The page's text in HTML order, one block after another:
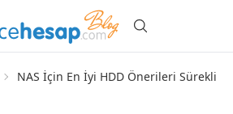
NAS İçin En İyi HDD Önerileri Sürekli